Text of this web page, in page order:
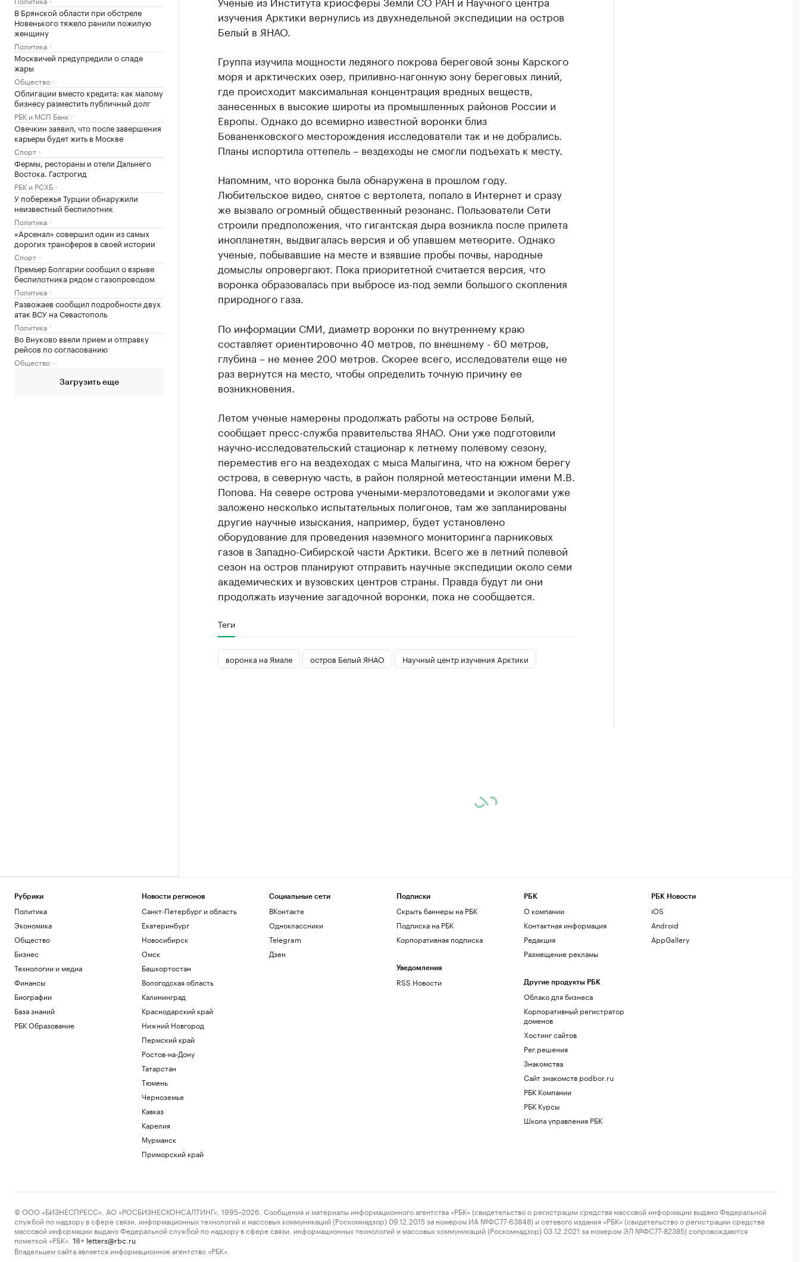
В Брянской области при обстреле
Новенького тяжело ранили пожилую
женщину
Политика
Москвичей предупредили о спаде
жары
Общество
Облигации вместо кредита: как малому
бизнесу разместить публичный долг
РБК и МСП Банк
Овечкин заявил, что после завершения
карьеры будет жить в Москве
Спорт
Фермы, рестораны и отели Дальнего
Востока. Гастрогид
РБК и РСХБ
У побережья Турции обнаружили
неизвестный беспилотник
Политика
«Арсенал» совершил один из самых
дорогих трансферов в своей истории
Спорт
Премьер Болгарии сообщил о взрыве
беспилотника рядом с газопроводом
Политика
Развожаев сообщил подробности двух
атак ВСУ на Севастополь
Политика
Во Внуково ввели прием и отправку
рейсов по согласованию
Общество
Загрузить еще
изучения Арктики вернулись из двухнедельной экспедиции на остров
Белый в ЯНАО.
Группа изучила мощности ледяного покрова береговой зоны Карского
моря и арктических озер, приливно-нагонную зону береговых линий,
где происходит максимальная концентрация вредных веществ,
занесенных в высокие широты из промышленных районов России и
Европы. Однако до всемирно известной воронки близ
Бованенковского месторождения исследователи так и не добрались.
Планы испортила оттепель – вездеходы не смогли подъехать к месту.
Напомним, что воронка была обнаружена в прошлом году.
Любительское видео, снятое с вертолета, попало в Интернет и сразу
же вызвало огромный общественный резонанс. Пользователи Сети
строили предположения, что гигантская дыра возникла после прилета
инопланетян, выдвигалась версия и об упавшем метеорите. Однако
ученые, побывавшие на месте и взявшие пробы почвы, народные
домыслы опровергают. Пока приоритетной считается версия, что
воронка образовалась при выбросе из-под земли большого скопления
природного газа.
По информации СМИ, диаметр воронки по внутреннему краю
составляет ориентировочно 40 метров, по внешнему - 60 метров,
глубина – не менее 200 метров. Скорее всего, исследователи еще не
раз вернутся на место, чтобы определить точную причину ее
возникновения.
Летом ученые намерены продолжать работы на острове Белый,
сообщает пресс-служба правительства ЯНАО. Они уже подготовили
научно-исследовательский стационар к летнему полевому сезону,
переместив его на вездеходах с мыса Малыгина, что на южном берегу
острова, в северную часть, в район полярной метеостанции имени М.В.
Попова. На севере острова учеными-мерзлотоведами и экологами уже
заложено несколько испытательных полигонов, там же запланированы
другие научные изыскания, например, будет установлено
оборудование для проведения наземного мониторинга парниковых
газов в Западно-Сибирской части Арктики. Всего же в летний полевой
сезон на остров планируют отправить научные экспедиции около семи
академических и вузовских центров страны. Правда будут ли они
продолжать изучение загадочной воронки, пока не сообщается.
Теги
воронка на Ямале остров Белый ЯНАО Научный центр изучения Арктики
Рубрики
Политика
Экономика
Общество
Бизнес
Технологии и медиа
Финансы
Биографии
База знаний
РБК Образование
Новости регионов
Санкт-Петербург и область
Екатеринбург
Новосибирск
Омск
Башкортостан
Вологодская область
Калининград
Краснодарский край
Нижний Новгород
Пермский край
Ростов-на-Дону
Татарстан
Тюмень
Черноземье
Кавказ
Карелия
Мурманск
Приморский край
Социальные сети
ВКонтакте
Одноклассники
Telegram
Дзен
Подписки
Скрыть баннеры на РБК
Подписка на РБК
Корпоративная подписка
Уведомления
RSS Новости
РБК
О компании
Контактная информация
Редакция
Размещение рекламы
Другие продукты РБК
Облако для бизнеса
Корпоративный регистратор
доменов
Хостинг сайтов
Рег.решения
Знакомства
Сайт знакомств podbor.ru
РБК Компании
РБК Курсы
Школа управления РБК
РБК Новости
iOS
Android
AppGallery
© ООО «БИЗНЕСПРЕСС», АО «РОСБИЗНЕСКОНСАЛТИНГ», 1995–2026. Сообщения и материалы информационного агентства «РБК» (свидетельство о регистрации средства массовой информации выдано Федеральной
службой по надзору в сфере связи, информационных технологий и массовых коммуникаций (Роскомнадзор) 09.12.2015 за номером ИА №ФС77-63848) и сетевого издания «РБК» (свидетельство о регистрации средства
массовой информации выдано Федеральной службой по надзору в сфере связи, информационных технологий и массовых коммуникаций (Роскомнадзор) 03.12.2021 за номером ЭЛ №ФС77-82385) сопровождаются
пометкой «РБК».
18+ letters@rbc.ru
Владельцем сайта является информационное агентство «РБК».